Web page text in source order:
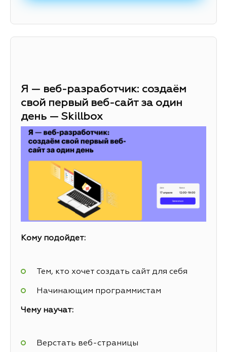
Я — веб-разработчик: создаём
свой первый веб-сайт за один
день — Skillbox
Кому подойдет:
Тем, кто хочет создать сайт для себя
Начинающим программистам
Чему научат:
Верстать веб-страницы